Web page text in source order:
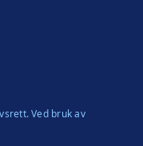
Ved bruk av